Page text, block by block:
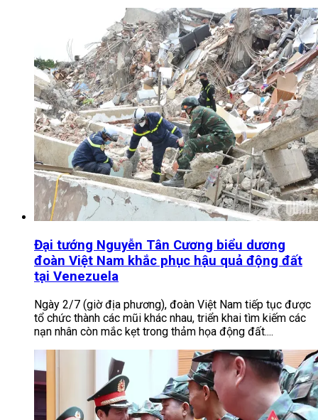
Đại tướng Nguyễn Tân Cương biểu dương
đoàn Việt Nam khắc phục hậu quả động đất
tại Venezuela
Ngày 2/7 (giờ địa phương), đoàn Việt Nam tiếp tục được
tổ chức thành các mũi khác nhau, triển khai tìm kiếm các
nạn nhân còn mắc kẹt trong thảm họa động đất....